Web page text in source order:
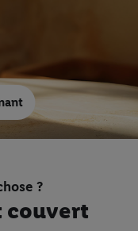
?
couvert